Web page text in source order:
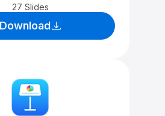
27 Slides
Download